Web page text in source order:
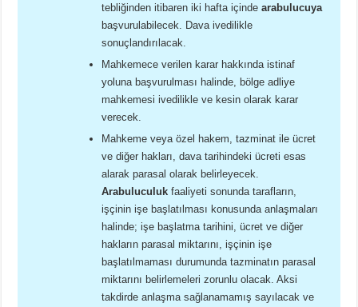
tebliğinden itibaren iki hafta içindearabulucuya
başvurulabilecek. Dava ivedilikle
sonuçlandırılacak.
Mahkemece verilen karar hakkında istinaf
yoluna başvurulması halinde, bölge adliye
mahkemesi ivedilikle ve kesin olarak karar
verecek.
Mahkeme veya özel hakem, tazminat ile ücret
ve diğer hakları, dava tarihindeki ücreti esas
alarak parasal olarak belirleyecek.
Arabuluculuk faaliyeti sonunda tarafların,
işçinin işe başlatılması konusunda anlaşmaları
halinde; işe başlatma tarihini, ücret ve diğer
hakların parasal miktarını, işçinin işe
başlatılmaması durumunda tazminatın parasal
miktarını belirlemeleri zorunlu olacak. Aksi
takdirde anlaşma sağlanamamış sayılacak ve